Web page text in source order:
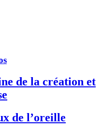
de la création et
de l’oreille